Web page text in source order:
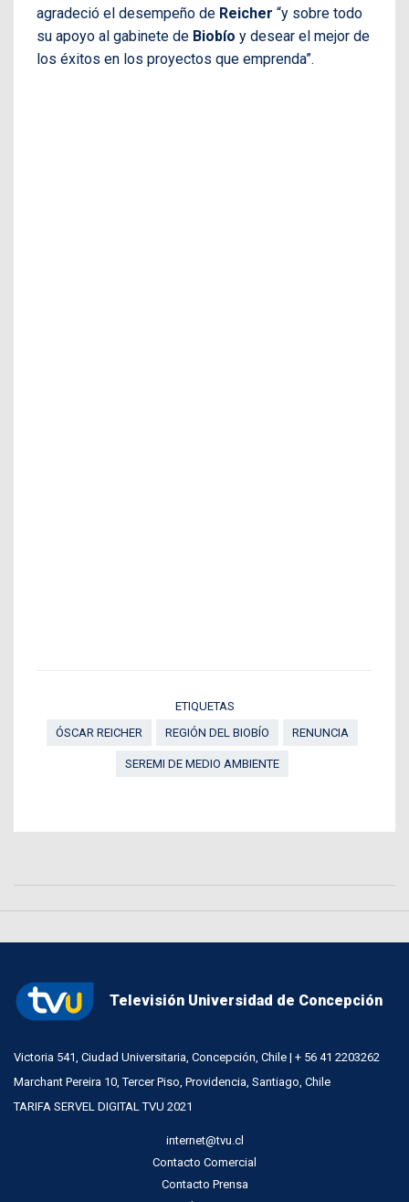
agradeció el desempeño de Reicher “y sobre todo
su apoyo al gabinete de Biobío y desear el mejor de
los éxitos en los proyectos que emprenda”.
ETIQUETAS
ÓSCAR REICHER
REGIÓN DEL BIOBÍO RENUNCIA
SEREMI DE MEDIO AMBIENTE
Televisión Universidad de Concepción
Victoria 541, Ciudad Universitaria, Concepción, Chile | + 56 41 2203262
Marchant Pereira 10, Tercer Piso, Providencia, Santiago, Chile
TARIFA SERVEL DIGITAL TVU 2021
internet@tvu.cl
Contacto Comercial
Contacto Prensa